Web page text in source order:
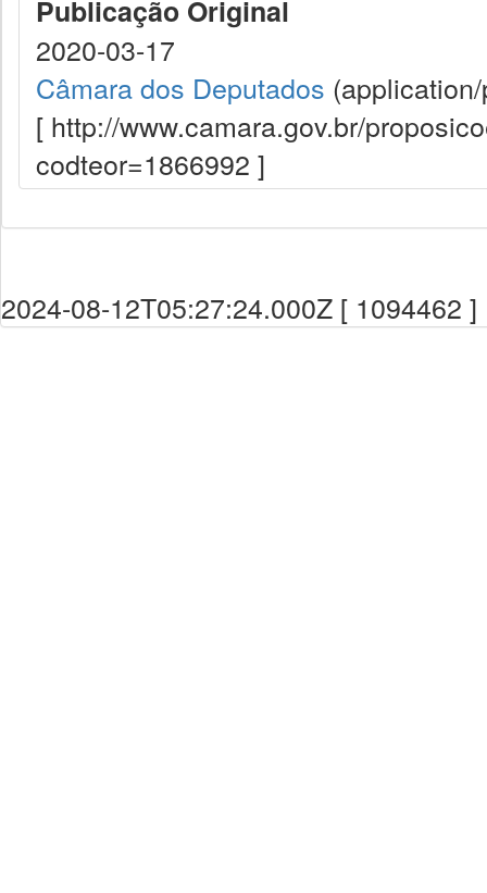
Publicação Original
2020-03-17
Câmara dos Deputados
[ http://www.camara.gov.br/
codteor=1866992 ]
2024-08-12T05:27:24.000Z [ 1094462 ]